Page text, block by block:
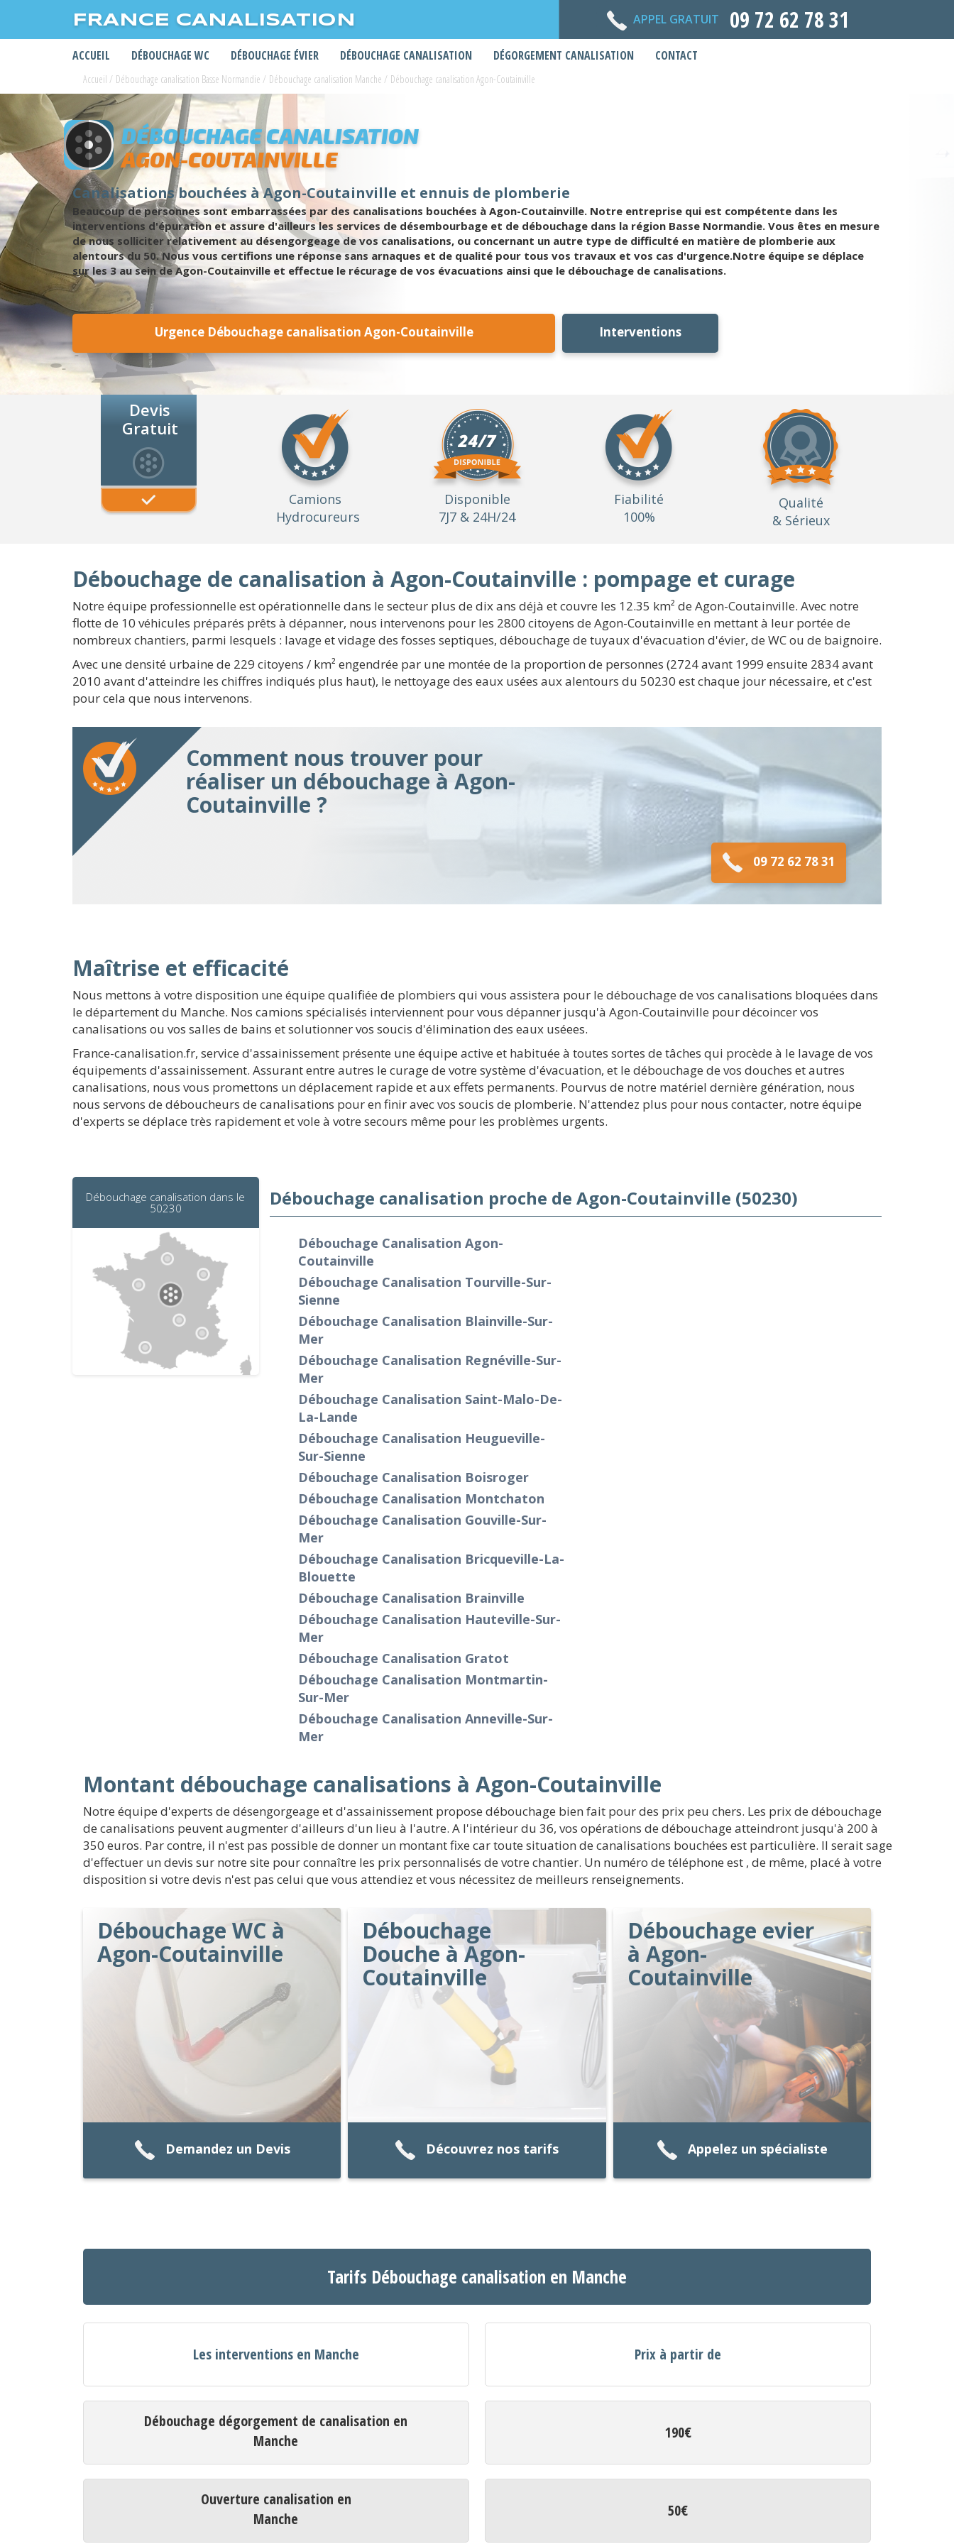
FRANCE CANALISATION APPEL GRATUIT 09 72 62 78 31
ACCUEIL DÉBOUCHAGE WC DÉBOUCHAGE ÉVIER DÉBOUCHAGE CANALISATION DÉGORGEMENT CANALISATION CONTACT
Accueil / Débouchage canalisation Basse Normandie / Débouchage canalisation Manche / Débouchage canalisation Agon-Coutainville
DÉBOUCHAGE CANALISATION
AGON-COUTAINVILLE
Canalisations bouchées à Agon-Coutainville et ennuis de plomberie
Beaucoup de personnes sont embarrassées par des canalisations bouchées à Agon-Coutainville. Notre entreprise qui est compétente dans les
interventions d'épuration et assure d'ailleurs les services de désembourbage et de débouchage dans la région Basse Normandie. Vous êtes en mesure
de nous solliciter relativement au désengorgeage de vos canalisations, ou concernant un autre type de difficulté en matière de plomberie aux
alentours du 50. Nous vous certifions une réponse sans arnaques et de qualité pour tous vos travaux et vos cas d'urgence.Notre équipe se déplace
sur les 3 au sein de Agon-Coutainville et effectue le récurage de vos évacuations ainsi que le débouchage de canalisations.
Urgence Débouchage canalisation Agon-Coutainville Interventions
Devis
Gratuit
Camions
Hydrocureurs
Disponible
7J7 & 24H/24
Fiabilité
100%
Qualité
& Sérieux
Débouchage de canalisation à Agon-Coutainville : pompage et curage
Notre équipe professionnelle est opérationnelle dans le secteur plus de dix ans déjà et couvre les 12.35 km² de Agon-Coutainville. Avec notre
flotte de 10 véhicules préparés prêts à dépanner, nous intervenons pour les 2800 citoyens de Agon-Coutainville en mettant à leur portée de
nombreux chantiers, parmi lesquels : lavage et vidage des fosses septiques, débouchage de tuyaux d'évacuation d'évier, de WC ou de baignoire.
Avec une densité urbaine de 229 citoyens / km² engendrée par une montée de la proportion de personnes (2724 avant 1999 ensuite 2834 avant
2010 avant d'atteindre les chiffres indiqués plus haut), le nettoyage des eaux usées aux alentours du 50230 est chaque jour nécessaire, et c'est
pour cela que nous intervenons.
Comment nous trouver pour
réaliser un débouchage à Agon-
Coutainville ?
09 72 62 78 31
Maîtrise et efficacité
Nous mettons à votre disposition une équipe qualifiée de plombiers qui vous assistera pour le débouchage de vos canalisations bloquées dans
le département du Manche. Nos camions spécialisés interviennent pour vous dépanner jusqu'à Agon-Coutainville pour décoincer vos
canalisations ou vos salles de bains et solutionner vos soucis d'élimination des eaux uséees.
France-canalisation.fr, service d'assainissement présente une équipe active et habituée à toutes sortes de tâches qui procède à le lavage de vos
équipements d'assainissement. Assurant entre autres le curage de votre système d'évacuation, et le débouchage de vos douches et autres
canalisations, nous vous promettons un déplacement rapide et aux effets permanents. Pourvus de notre matériel dernière génération, nous
nous servons de déboucheurs de canalisations pour en finir avec vos soucis de plomberie. N'attendez plus pour nous contacter, notre équipe
d'experts se déplace très rapidement et vole à votre secours même pour les problèmes urgents.
Débouchage canalisation dans le
50230
Débouchage canalisation proche de Agon-Coutainville (50230)
Débouchage Canalisation Agon-
Coutainville
Débouchage Canalisation Tourville-Sur-
Sienne
Débouchage Canalisation Blainville-Sur-
Mer
Débouchage Canalisation Regnéville-Sur-
Mer
Débouchage Canalisation Saint-Malo-De-
La-Lande
Débouchage Canalisation Heugueville-
Sur-Sienne
Débouchage Canalisation Boisroger
Débouchage Canalisation Montchaton
Débouchage Canalisation Gouville-Sur-
Mer
Débouchage Canalisation Bricqueville-La-
Blouette
Débouchage Canalisation Brainville
Débouchage Canalisation Hauteville-Sur-
Mer
Débouchage Canalisation Gratot
Débouchage Canalisation Montmartin-
Sur-Mer
Débouchage Canalisation Anneville-Sur-
Mer
Montant débouchage canalisations à Agon-Coutainville
Notre équipe d'experts de désengorgeage et d'assainissement propose débouchage bien fait pour des prix peu chers. Les prix de débouchage
de canalisations peuvent augmenter d'ailleurs d'un lieu à l'autre. A l'intérieur du 36, vos opérations de débouchage atteindront jusqu'à 200 à
350 euros. Par contre, il n'est pas possible de donner un montant fixe car toute situation de canalisations bouchées est particulière. Il serait sage
d'effectuer un devis sur notre site pour connaître les prix personnalisés de votre chantier. Un numéro de téléphone est , de même, placé à votre
disposition si votre devis n'est pas celui que vous attendiez et vous nécessitez de meilleurs renseignements.
Débouchage WC à
Agon-Coutainville
Demandez un Devis
Débouchage
Douche à Agon-
Coutainville
Découvrez nos tarifs
Débouchage evier
à Agon-
Coutainville
Appelez un spécialiste
Tarifs Débouchage canalisation en Manche
Les interventions en Manche Prix à partir de
Débouchage dégorgement de canalisation en
Manche
190€
Ouverture canalisation en
Manche
50€